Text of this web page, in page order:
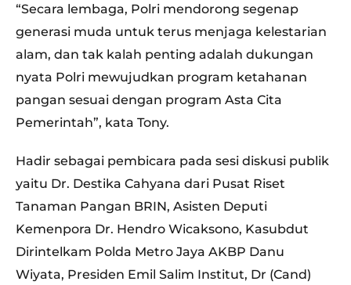
“Secara lembaga, Polri mendorong segenap
generasi muda untuk terus menjaga kelestarian
alam, dan tak kalah penting adalah dukungan
nyata Polri mewujudkan program ketahanan
pangan sesuai dengan program Asta Cita
Pemerintah”, kata Tony.
Hadir sebagai pembicara pada sesi diskusi publik
yaitu Dr. Destika Cahyana dari Pusat Riset
Tanaman Pangan BRIN, Asisten Deputi
Kemenpora Dr. Hendro Wicaksono, Kasubdut
Dirintelkam Polda Metro Jaya AKBP Danu
Wiyata, Presiden Emil Salim Institut, Dr (Cand)